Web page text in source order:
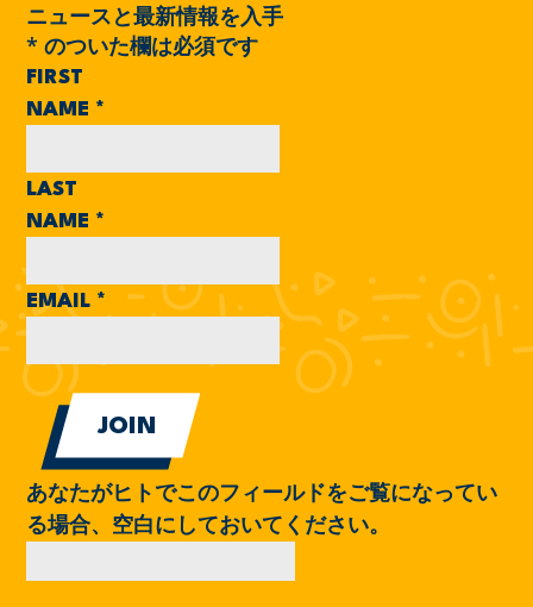
ニュースと最新情報を入手
* のついた欄は必須です
FIRST
NAME *
LAST
NAME *
EMAIL *
あなたがヒトでこのフィールドをご覧になってい
る場合、空白にしておいてください。